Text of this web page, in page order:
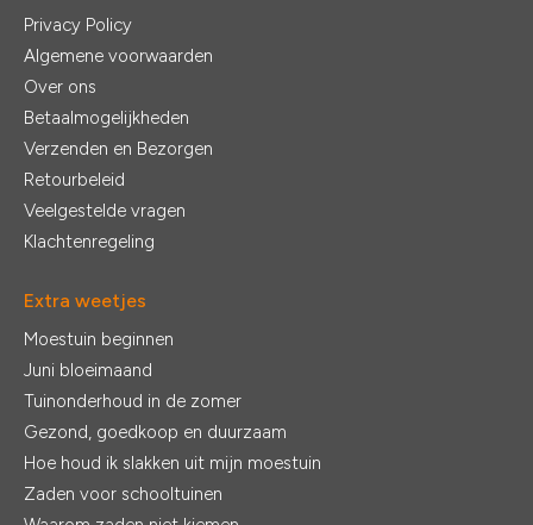
Privacy Policy
Algemene voorwaarden
Over ons
Betaalmogelijkheden
Verzenden en Bezorgen
Retourbeleid
Veelgestelde vragen
Klachtenregeling
Extra weetjes
Moestuin beginnen
Juni bloeimaand
Tuinonderhoud in de zomer
Gezond, goedkoop en duurzaam
Hoe houd ik slakken uit mijn moestuin
Zaden voor schooltuinen